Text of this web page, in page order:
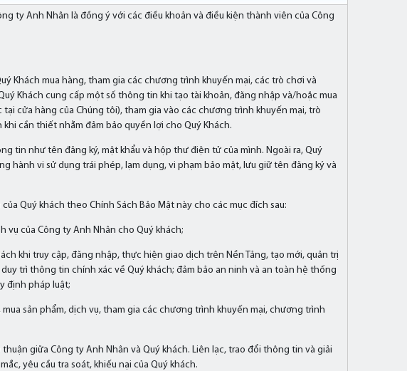
ty Anh Nhân là đồng ý với các điều khoản và điều kiện thành viên của Công
Khách mua hàng, tham gia các chương trình khuyến mại, các trò chơi và
Khách cung cấp một số thông tin khi tạo tài khoản, đăng nhập và/hoặc mua
cửa hàng của Chúng tôi), tham gia vào các chương trình khuyến mại, trò
cần thiết nhằm đảm bảo quyền lợi cho Quý Khách.
tin như tên đăng ký, mật khẩu và hộp thư điện tử của mình. Ngoài ra, Quý
hành vi sử dụng trái phép, lạm dụng, vi phạm bảo mật, lưu giữ tên đăng ký và
Quý khách theo Chính Sách Bảo Mật này cho các mục đích sau:
vụ của Công ty Anh Nhân cho Quý khách;
khi truy cập, đăng nhập, thực hiện giao dịch trên Nền Tảng, tạo mới, quản trị
trì thông tin chính xác về Quý khách; đảm bảo an ninh và an toàn hệ thống
định pháp luật;
sản phẩm, dịch vụ, tham gia các chương trình khuyến mại, chương trình
giữa Công ty Anh Nhân và Quý khách. Liên lạc, trao đổi thông tin và giải
yêu cầu tra soát, khiếu nại của Quý khách.